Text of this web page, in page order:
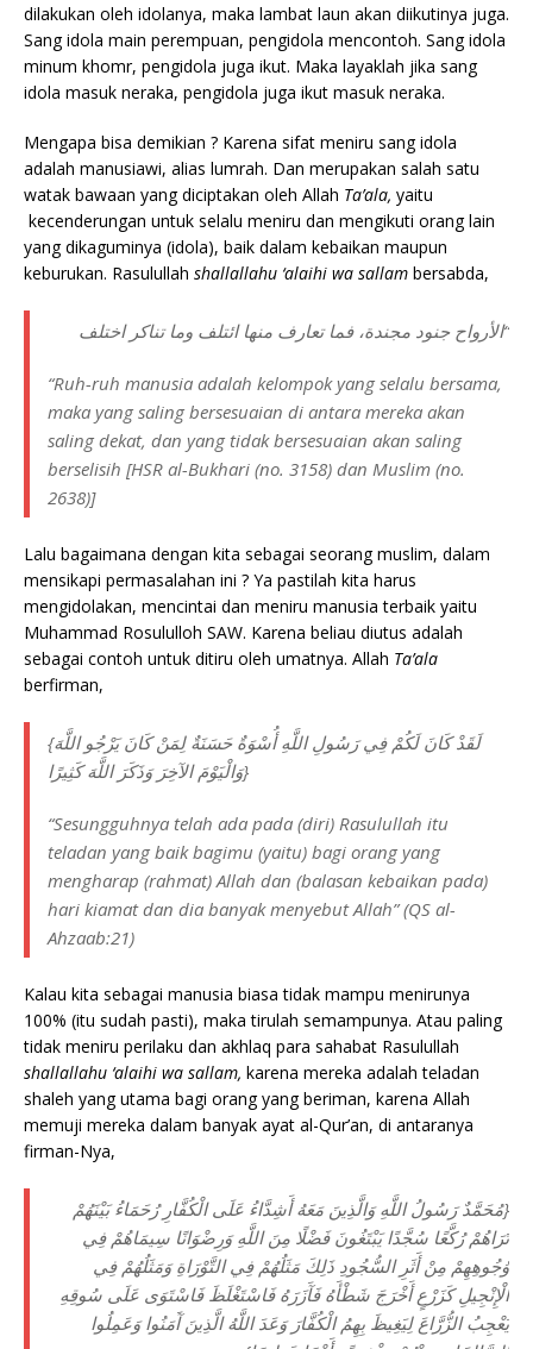
dilakukan oleh idolanya, maka lambat laun akan diikutinya juga.
Sang idola main perempuan, pengidola mencontoh. Sang idola
minum khomr, pengidola juga ikut. Maka layaklah jika sang
idola masuk neraka, pengidola juga ikut masuk neraka.
Mengapa bisa demikian ? Karena sifat meniru sang idola
adalah manusiawi, alias lumrah. Dan merupakan salah satu
watak bawaan yang diciptakan oleh Allah Ta’ala, yaitu
kecenderungan untuk selalu meniru dan mengikuti orang lain
yang dikaguminya (idola), baik dalam kebaikan maupun
keburukan. Rasulullah shallallahu ‘alaihi wa sallam bersabda,
“الأرواح جنود مجندة، فما تعارف منها ائتلف وما تناكر اختلف
“Ruh-ruh manusia adalah kelompok yang selalu bersama,
maka yang saling bersesuaian di antara mereka akan
saling dekat, dan yang tidak bersesuaian akan saling
berselisih [HSR al-Bukhari (no. 3158) dan Muslim (no.
2638)]
Lalu bagaimana dengan kita sebagai seorang muslim, dalam
mensikapi permasalahan ini ? Ya pastilah kita harus
mengidolakan, mencintai dan meniru manusia terbaik yaitu
Muhammad Rosululloh SAW. Karena beliau diutus adalah
sebagai contoh untuk ditiru oleh umatnya. Allah Ta’ala
berfirman,
{لَقَدْ كَانَ لَكُمْ فِي رَسُولِ اللَّهِ أُسْوَةٌ حَسَنَةٌ لِمَنْ كَانَ يَرْجُو اللَّهَ
وَالْيَوْمَ الآخِرَ وَذَكَرَ اللَّهَ كَثِيرًا}
“Sesungguhnya telah ada pada (diri) Rasulullah itu
teladan yang baik bagimu (yaitu) bagi orang yang
mengharap (rahmat) Allah dan (balasan kebaikan pada)
hari kiamat dan dia banyak menyebut Allah” (QS al-
Ahzaab:21)
Kalau kita sebagai manusia biasa tidak mampu menirunya
100% (itu sudah pasti), maka tirulah semampunya. Atau paling
tidak meniru perilaku dan akhlaq para sahabat Rasulullah
shallallahu ‘alaihi wa sallam, karena mereka adalah teladan
shaleh yang utama bagi orang yang beriman, karena Allah
memuji mereka dalam banyak ayat al-Qur’an, di antaranya
firman-Nya,
{مُحَمَّدٌ رَسُولُ اللَّهِ وَالَّذِينَ مَعَهُ أَشِدَّاءُ عَلَى الْكُفَّارِ رُحَمَاءُ بَيْنَهُمْ
تَرَاهُمْ رُكَّعًا سُجَّدًا يَبْتَغُونَ فَضْلًا مِنَ اللَّهِ وَرِضْوَانًا سِيمَاهُمْ فِي
وُجُوهِهِمْ مِنْ أَثَرِ السُّجُودِ ذَلِكَ مَثَلُهُمْ فِي التَّوْرَاةِ وَمَثَلُهُمْ فِي
الْإِنْجِيلِ كَزَرْعٍ أَخْرَجَ شَطْأَهُ فَآَزَرَهُ فَاسْتَغْلَظَ فَاسْتَوَى عَلَى سُوقِهِ
يُعْجِبُ الزُّرَّاعَ لِيَغِيظَ بِهِمُ الْكُفَّارَ وَعَدَ اللَّهُ الَّذِينَ آَمَنُوا وَعَمِلُوا